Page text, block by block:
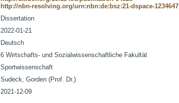
http://nbn-resolving.org/urn:nbn:de:bsz:21-dspace-1234647
Dissertation
2022-01-21
Deutsch
6 Wirtschafts- und Sozialwissenschaftliche Fakultät
Sportwissenschaft
Sudeck, Gorden (Prof. Dr.)
2021-12-09